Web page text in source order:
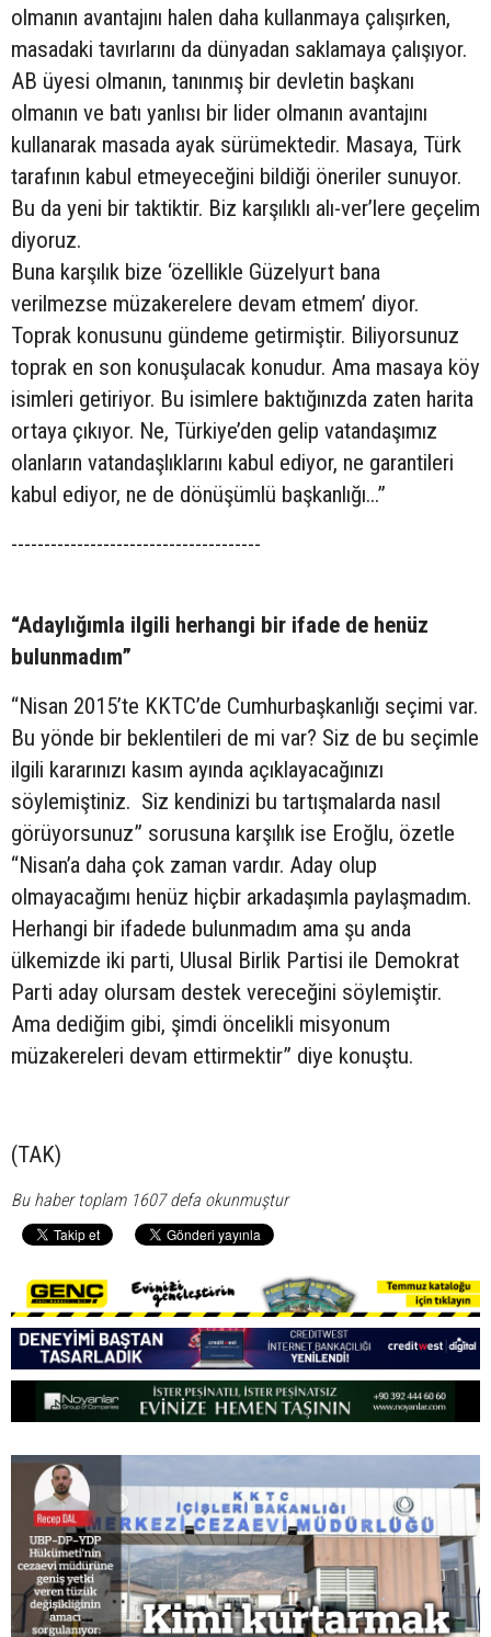
olmanın avantajını halen daha kullanmaya çalışırken,
masadaki tavırlarını da dünyadan saklamaya çalışıyor.
AB üyesi olmanın, tanınmış bir devletin başkanı
olmanın ve batı yanlısı bir lider olmanın avantajını
kullanarak masada ayak sürümektedir. Masaya, Türk
tarafının kabul etmeyeceğini bildiği öneriler sunuyor.
Bu da yeni bir taktiktir. Biz karşılıklı alı-ver’lere geçelim
diyoruz.
Buna karşılık bize ‘özellikle Güzelyurt bana
verilmezse müzakerelere devam etmem’ diyor.
Toprak konusunu gündeme getirmiştir. Biliyorsunuz
toprak en son konuşulacak konudur. Ama masaya köy
isimleri getiriyor. Bu isimlere baktığınızda zaten harita
ortaya çıkıyor. Ne, Türkiye’den gelip vatandaşımız
olanların vatandaşlıklarını kabul ediyor, ne garantileri
kabul ediyor, ne de dönüşümlü başkanlığı...”
--------------------------------------
“Adaylığımla ilgili herhangi bir ifade de henüz
bulunmadım”
“Nisan 2015’te KKTC’de Cumhurbaşkanlığı seçimi var.
Bu yönde bir beklentileri de mi var? Siz de bu seçimle
ilgili kararınızı kasım ayında açıklayacağınızı
söylemiştiniz. Siz kendinizi bu tartışmalarda nasıl
görüyorsunuz” sorusuna karşılık ise Eroğlu, özetle
“Nisan’a daha çok zaman vardır. Aday olup
olmayacağımı henüz hiçbir arkadaşımla paylaşmadım.
Herhangi bir ifadede bulunmadım ama şu anda
ülkemizde iki parti, Ulusal Birlik Partisi ile Demokrat
Parti aday olursam destek vereceğini söylemiştir.
Ama dediğim gibi, şimdi öncelikli misyonum
müzakereleri devam ettirmektir” diye konuştu.
(TAK)
Bu haber toplam 1607 defa okunmuştur